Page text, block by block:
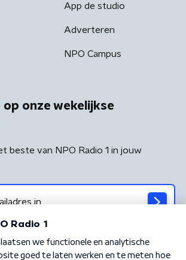
App de studio
Adverteren
NPO Campus
op onze wekelijkse
beste van NPO Radio 1 in jouw